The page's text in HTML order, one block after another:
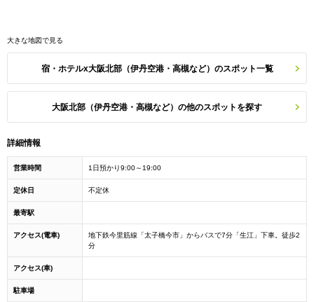
大きな地図で見る
宿・ホテルx大阪北部（伊丹空港・高槻など）のスポット一覧
大阪北部（伊丹空港・高槻など）の他のスポットを探す
詳細情報
営業時間 1日預かり9:00～19:00
定休日 不定休
最寄駅
アクセス(電車)
地下鉄今里筋線「太子橋今市」からバスで7分「生江」下車。徒歩2
分
アクセス(車)
駐車場